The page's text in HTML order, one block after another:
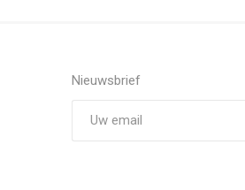
Nieuwsbrief